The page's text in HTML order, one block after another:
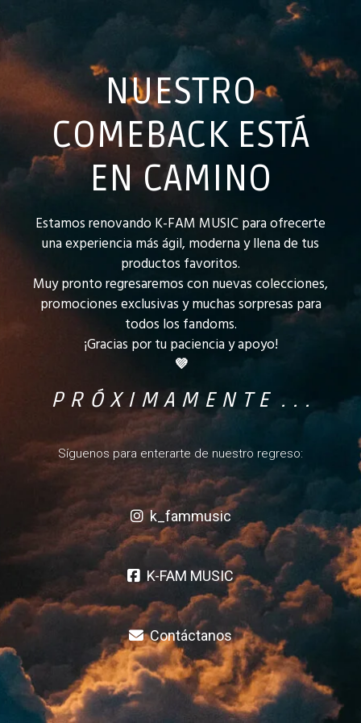
NUESTRO
COMEBACK ESTÁ
EN CAMINO
Estamos renovando K-FAM MUSIC para ofrecerte
una experiencia más ágil, moderna y llena de tus
productos favoritos.
Muy pronto regresaremos con nuevas colecciones,
promociones exclusivas y muchas sorpresas para
todos los fandoms.
¡Gracias por tu paciencia y apoyo!
💜
P R Ó X I M A M E N T E . . .
Síguenos para enterarte de nuestro regreso:
k_fammusic
K-FAM MUSIC
Contáctanos